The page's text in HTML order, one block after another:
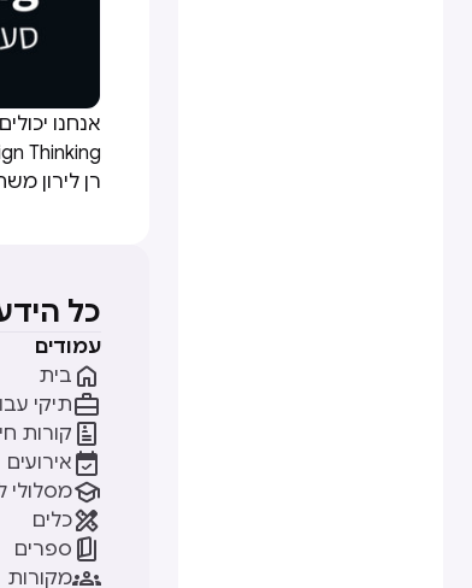
אנחנו
Thinking.
רן לירון
כל
עמודים
בית 
תיקי
קורות 
אירועים 
מסלולי
כלים
ספרים 
מקורות